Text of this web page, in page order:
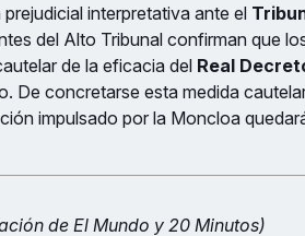
interpretativa ante el
del Alto Tribunal confirman que
de la eficacia del Real
De concretarse esta medida
impulsado por la Moncloa
de El Mundo y 20 Minutos)